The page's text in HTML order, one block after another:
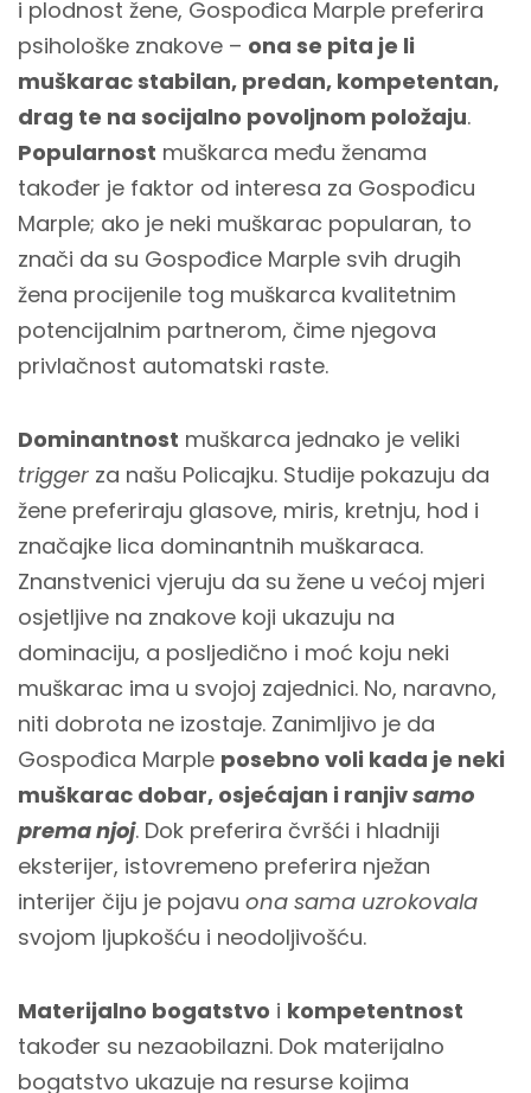
i plodnost žene, Gospođica Marple preferira
psihološke znakove – ona se pita je li
muškarac stabilan, predan, kompetentan,
drag te na socijalno povoljnom položaju.
Popularnost muškarca među ženama
također je faktor od interesa za Gospođicu
Marple; ako je neki muškarac popularan, to
znači da su Gospođice Marple svih drugih
žena procijenile tog muškarca kvalitetnim
potencijalnim partnerom, čime njegova
privlačnost automatski raste.
Dominantnost muškarca jednako je veliki
trigger za našu Policajku. Studije pokazuju da
žene preferiraju glasove, miris, kretnju, hod i
značajke lica dominantnih muškaraca.
Znanstvenici vjeruju da su žene u većoj mjeri
osjetljive na znakove koji ukazuju na
dominaciju, a posljedično i moć koju neki
muškarac ima u svojoj zajednici. No, naravno,
niti dobrota ne izostaje. Zanimljivo je da
Gospođica Marple posebno voli kada je neki
muškarac dobar, osjećajan i ranjivsamo
prema njoj. Dok preferira čvršći i hladniji
eksterijer, istovremeno preferira nježan
interijer čiju je pojavu ona sama uzrokovala
svojom ljupkošću i neodoljivošću.
Materijalno bogatstvo i kompetentnost
također su nezaobilazni. Dok materijalno
bogatstvo ukazuje na resurse kojima